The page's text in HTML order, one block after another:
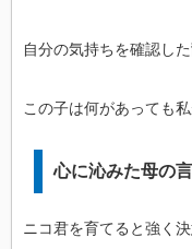
自分の気持ちを確認した
この子は何があっても
心に沁みた母の
ニコ君を育てると強く